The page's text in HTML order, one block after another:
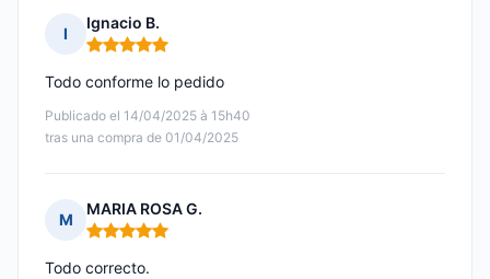
I
Ignacio B.
Nota: 5 de 5
Publicado el 14/04/2025 à 15h40
tras una compra de 01/04/2025
Todo conforme lo pedido
M
MARIA ROSA G.
Nota: 5 de 5
Todo correcto.